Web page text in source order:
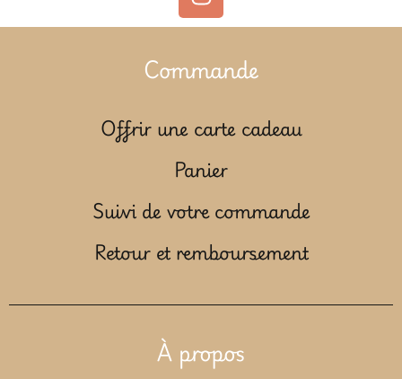
Commande
Offrir une carte cadeau
Panier
Suivi de votre commande
Retour et remboursement
À propos